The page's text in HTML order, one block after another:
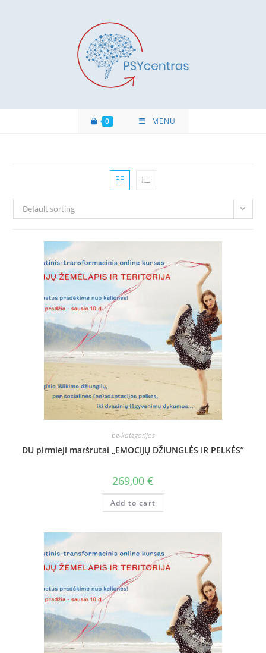
0 MENU
Default sorting
be-kategorijos
DU pirmieji maršrutai „EMOCIJŲ DŽIUNGLĖS IR PELKĖS”
269,00 €
Add to cart